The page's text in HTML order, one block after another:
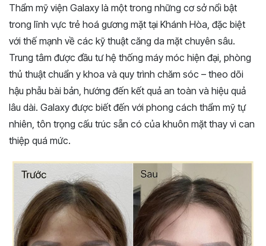
Thẩm mỹ viện Galaxy là một trong những cơ sở nổi bật
trong lĩnh vực trẻ hoá gương mặt tại Khánh Hòa, đặc biệt
với thế mạnh về các kỹ thuật căng da mặt chuyên sâu.
Trung tâm được đầu tư hệ thống máy móc hiện đại, phòng
thủ thuật chuẩn y khoa và quy trình chăm sóc – theo dõi
hậu phẫu bài bản, hướng đến kết quả an toàn và hiệu quả
lâu dài. Galaxy được biết đến với phong cách thẩm mỹ tự
nhiên, tôn trọng cấu trúc sẵn có của khuôn mặt thay vì can
thiệp quá mức.